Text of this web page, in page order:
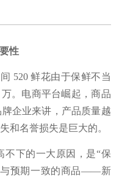
性
520 鲜花由于保鲜不当
。电商平台崛起，商品
企业来讲，产品质量越
和名誉损失是巨大的。
不下的一大原因，是“保
与预期一致的商品——新